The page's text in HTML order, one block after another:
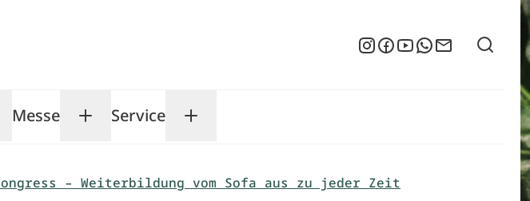
Suche
TOP Salon submenu
Messe Toggle Messe submenu
Service Toggle Service submenu
Instagram
Facebook
YouTubeWhatsApp
Newsletter
– Weiterbildung vom Sofa aus zu jeder Zeit